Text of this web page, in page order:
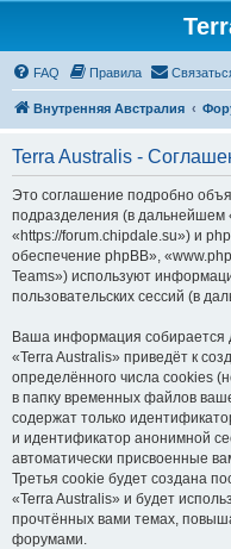
FAQ Правила Связатьс
Внутренняя Австралия
Terra Australis -
Это соглашение подробно
подразделения (в
«https://forum.chipdale.su») и
обеспечение phpBB»,
Teams») используют
пользовательских сессий (в
Ваша информация собирается
«Terra Australis» приведёт к
определённого числа cookies
в папку временных файлов
содержат только
и идентификатор анонимной
автоматически присвоенные
Третья cookie будет создана
«Terra Australis» и будет
прочтённых вами темах,
форумами.